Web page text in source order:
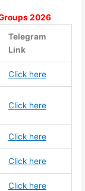
2026
Telegram
Link
Click here
Click here
Click here
Click here
Click here